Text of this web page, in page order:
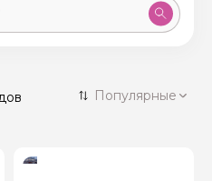
50 экскурсий
Популярные